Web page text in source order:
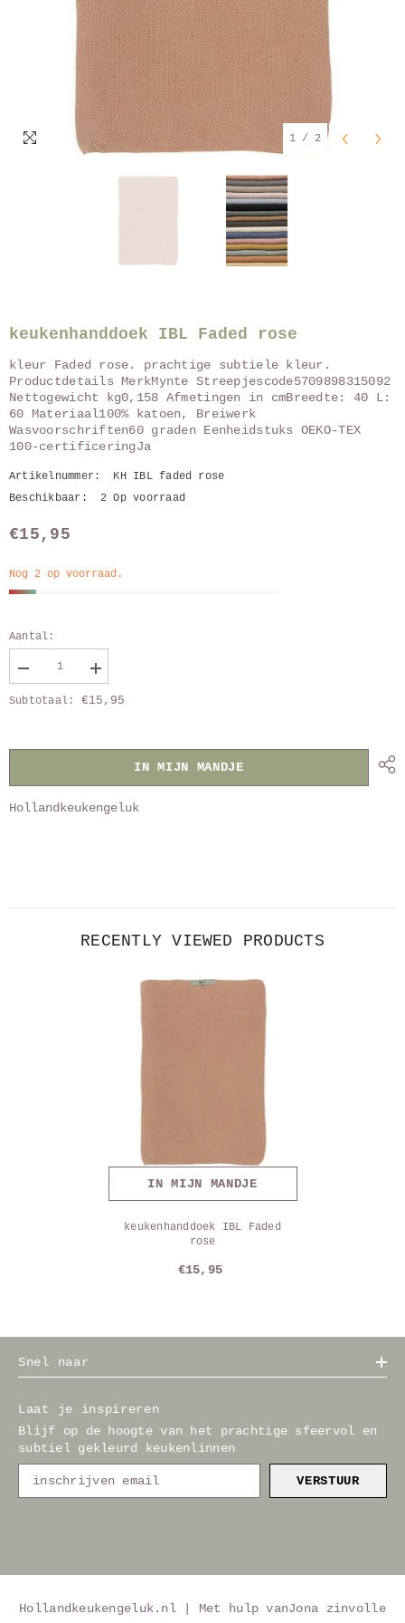
1 / 2
keukenhanddoek IBL Faded rose
kleur Faded rose. prachtige subtiele kleur.
Productdetails MerkMynte Streepjescode5709898315092
Nettogewicht kg0,158 Afmetingen in cmBreedte: 40 L:
60 Materiaal100% katoen, Breiwerk
Wasvoorschriften60 graden Eenheidstuks OEKO-TEX
100-certificeringJa
Artikelnummer:
KH IBL faded rose
Beschikbaar:
2 Op voorraad
€15,95
Nog 2 op voorraad.
Aantal:
aantal
van
Vergroot
aantal
van
Subtotaal: €15,95
IN MIJN MANDJE
Hollandkeukengeluk
RECENTLY VIEWED PRODUCTS
IN MIJN MANDJE
keukenhanddoek IBL Faded
rose
€15,95
Snel naar
Laat je inspireren
Blijf op de hoogte van het prachtige sfeervol en
subtiel gekleurd keukenlinnen
VERSTUUR
Hollandkeukengeluk.nl | Met hulp vanJona zinvolle